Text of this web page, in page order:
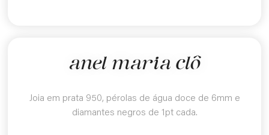
anel maria clô
Joia em prata 950, pérolas de água doce de 6mm e
diamantes negros de 1pt cada.